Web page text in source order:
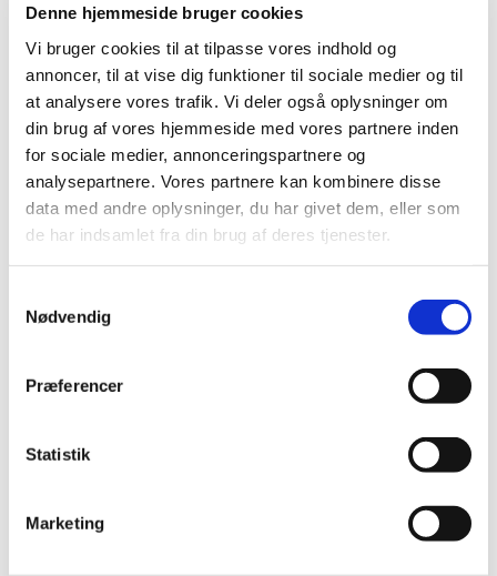
Denne hjemmeside bruger cookies
Vi bruger cookies til at tilpasse vores indhold og
annoncer, til at vise dig funktioner til sociale medier og til
at analysere vores trafik. Vi deler også oplysninger om
din brug af vores hjemmeside med vores partnere inden
for sociale medier, annonceringspartnere og
analysepartnere. Vores partnere kan kombinere disse
data med andre oplysninger, du har givet dem, eller som
de har indsamlet fra din brug af deres tjenester.
Nødvendig
Præferencer
Statistik
Marketing
2023 (49)
2022 (35)
2021 (23)
2020 (49)
december (1)
november (8)
oktober (1)
september (2)
juni (2)
marts (8)
2019 (35)
2017 (36)